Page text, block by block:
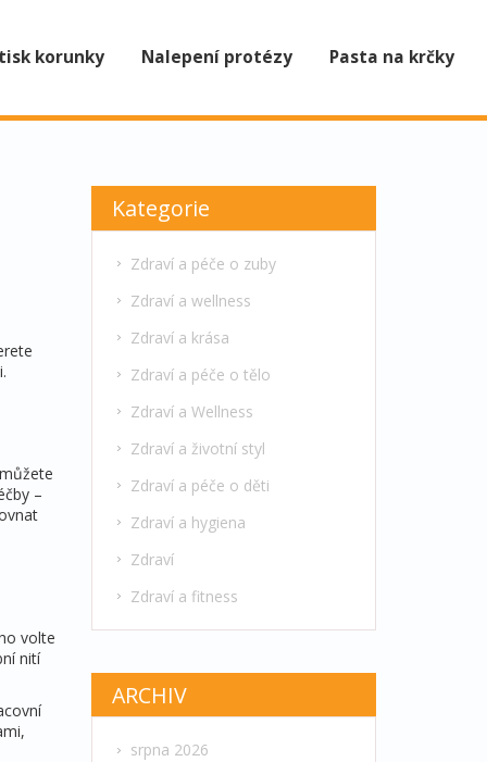
korunky Nalepení protézy Pasta na krčky
–
volte
nití
Kategorie
Zdraví a péče o zuby
Zdraví a wellness
Zdraví a krása
Zdraví a péče o tělo
Zdraví a Wellness
Zdraví a životní styl
Zdraví a péče o děti
Zdraví a hygiena
Zdraví
Zdraví a fitness
ARCHIV
srpna 2026